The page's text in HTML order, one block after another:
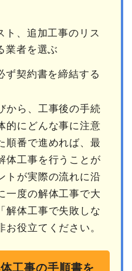
ト、追加工事のリス
業者を選ぶ
ず契約書を締結する
から、工事後の手続
的にどんな事に注意
順番で進めれば、最
体工事を行うことが
トが実際の流れに沿
一度の解体工事で大
解体工事で失敗しな
役立てください。
工事の手順書を